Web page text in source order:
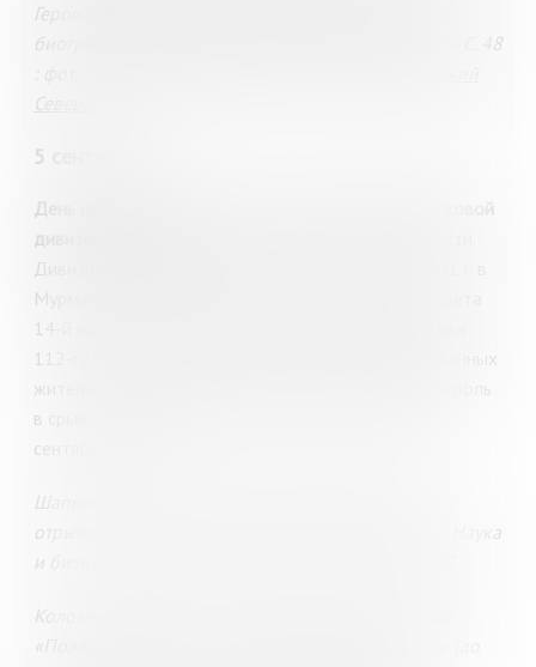
Герои Советского Союза, 1939-1945 : боевые
биографии / В. Сорокажердьев. - Мурманск, 2007. - С. 48
: фот. -
Север»
5 сентября
День начала формирования 1-ой Полярной стрелковой
дивизии (1941).
Дивизия сформирована в сентябре – октябре 1941 г. в
Мурманске на основании директивы Военного Совета
14-й армии Карельского фронта из личного состава
112-го запасного стрелкового полка и мобилизованных
жителей Мурманской области. Сыграла решающуюроль
в срыве наступления противника на Мурманск в
сентябре 1941 г.
Шапкин, Н. И. Как рождалась Полярная дивизия :
отрывок из книги / Н. И. Шапкин, А. Я. Шувалов // Наука
и бизнес на Мурмане. - 2001. - № 5 (окт.). - С. 23-27.
Коломиец, С. В. Из воспоминаний С. В. Коломийца
«Полярная дивизия» - о формировании дивизии (до